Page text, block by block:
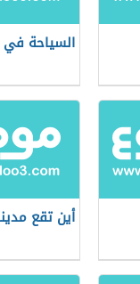
السياحة في
أين تقع